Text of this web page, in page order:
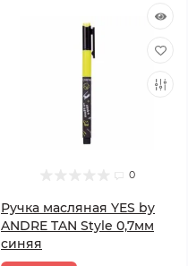
0
Ручка масляная YES by
ANDRE TAN Style 0,7мм
синяя